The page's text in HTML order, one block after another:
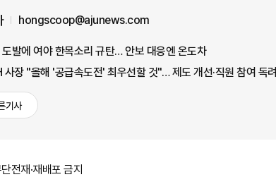
hongscoop@ajunews.com
발에 여야 한목소리 규탄… 안보 대응엔 온도차
사장 "올해 '공급속도전' 최우선할 것"… 제도 개선·직원 참여 독려
기사
전재·재배포 금지